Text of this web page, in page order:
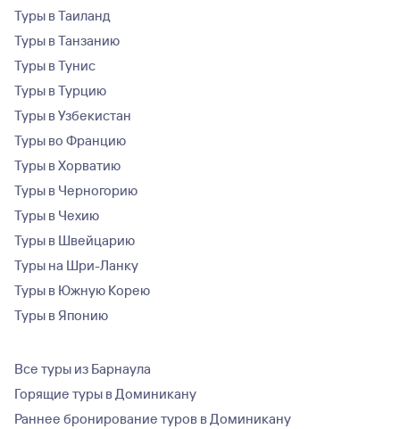
Туры в Таиланд
Туры в Танзанию
Туры в Тунис
Туры в Турцию
Туры в Узбекистан
Туры во Францию
Туры в Хорватию
Туры в Черногорию
Туры в Чехию
Туры в Швейцарию
Туры на Шри-Ланку
Туры в Южную Корею
Туры в Японию
Все туры из Барнаула
Горящие туры в Доминикану
Раннее бронирование туров в Доминикану